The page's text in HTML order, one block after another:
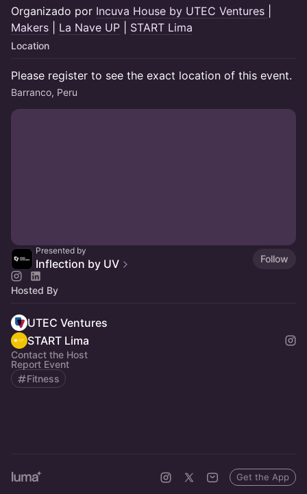
​Organizado por Incuva House by UTEC Ventures
Makers
La Nave UP START Lima
Location
Please register to see the exact location of this event.
Barranco, Peru
Presented by
Inflection by UV Follow
Hosted By
UTEC Ventures
START Lima
Contact the Host
Report Event
Fitness
Get the App